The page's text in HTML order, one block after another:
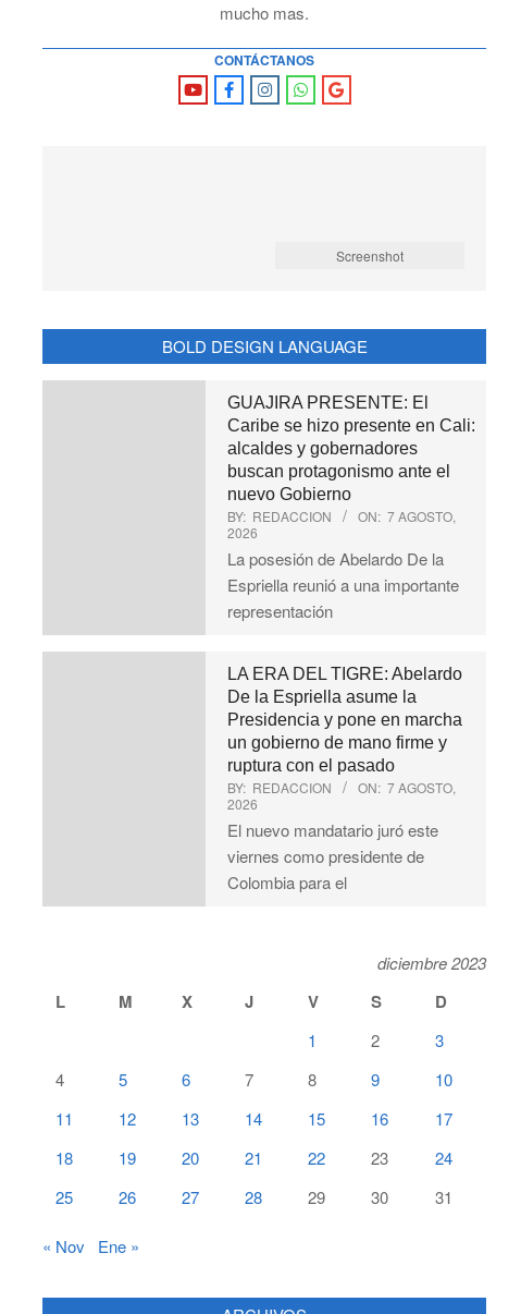
mucho mas.
CONTÁCTANOS
Screenshot
BOLD DESIGN LANGUAGE
GUAJIRA PRESENTE: El
Caribe se hizo presente en Cali:
alcaldes y gobernadores
buscan protagonismo ante el
nuevo Gobierno
BY: REDACCION ON: 7 AGOSTO,
2026
La posesión de Abelardo De la
Espriella reunió a una importante
representación
LA ERA DEL TIGRE: Abelardo
De la Espriella asume la
Presidencia y pone en marcha
un gobierno de mano firme y
ruptura con el pasado
BY: REDACCION ON: 7 AGOSTO,
2026
El nuevo mandatario juró este
viernes como presidente de
Colombia para el
diciembre 2023
L M X J V S D
1 2
3
4
5 6 7 8 9
10
11
12 13 14 15 16
17
18
19 20 21 22 23
24
25
26 27 28 29 30 31
« Nov Ene »